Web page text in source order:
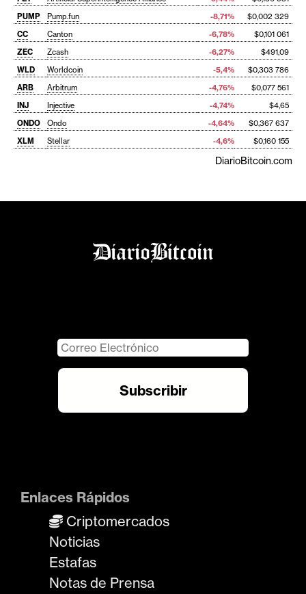
PUMP
Pump.fun -8,71%
$0,002 329
CC
Canton -6,78%
$0,101 061
ZEC
Zcash -6,27%
$491,09
WLD
Worldcoin -5,4%
$0,303 786
ARB
Arbitrum -4,76%
$0,077 561
INJ
Injective -4,74%
$4,65
ONDO
Ondo -4,64%
$0,367 637
XLM
Stellar -4,6% $0,160 155
DiarioBitcoin.com
Enlaces Rápidos
Criptomercados
Noticias
Estafas
Notas de Prensa